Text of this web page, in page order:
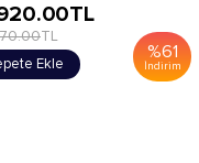
%61
İndirim
TL
TL
Ekle